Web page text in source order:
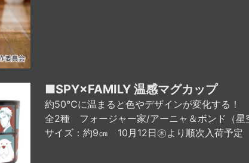
■SPY×FAMILY 温感マグカップ
約50℃に温まると色やデザインが変化する！
全2種 フォージャー家/アーニャ＆ボンド（星
サイズ：約9㎝ 10月12日㊍より順次入荷予定